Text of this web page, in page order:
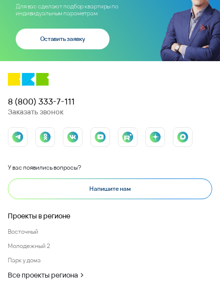
Для вас сделают подбор квартиры по
индивидуальным параметрам
Оставить заявку
8 (800) 333-7-111
Заказать звонок
У вас появились вопросы?
Напишите нам
Проекты в регионе
Восточный
Молодежный 2
Парк у дома
Все проекты региона